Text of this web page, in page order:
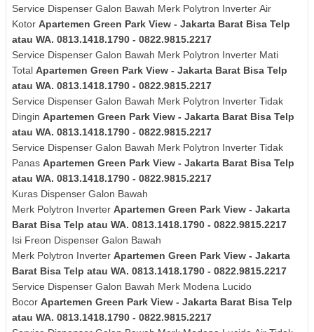
Service Dispenser Galon Bawah Merk Polytron Inverter Air
Kotor Apartemen Green Park View - Jakarta Barat Bisa Telp
atau WA. 0813.1418.1790 - 0822.9815.2217
Service Dispenser Galon Bawah Merk Polytron Inverter Mati
Total Apartemen Green Park View - Jakarta Barat Bisa Telp
atau WA. 0813.1418.1790 - 0822.9815.2217
Service Dispenser Galon Bawah Merk Polytron Inverter Tidak
Dingin Apartemen Green Park View - Jakarta Barat Bisa Telp
atau WA. 0813.1418.1790 - 0822.9815.2217
Service Dispenser Galon Bawah Merk Polytron Inverter Tidak
Panas Apartemen Green Park View - Jakarta Barat Bisa Telp
atau WA. 0813.1418.1790 - 0822.9815.2217
Kuras Dispenser Galon Bawah
Merk Polytron Inverter Apartemen Green Park View - Jakarta
Barat Bisa Telp atau WA. 0813.1418.1790 - 0822.9815.2217
Isi Freon Dispenser Galon Bawah
Merk Polytron Inverter Apartemen Green Park View - Jakarta
Barat Bisa Telp atau WA. 0813.1418.1790 - 0822.9815.2217
Service Dispenser Galon Bawah Merk Modena Lucido
Bocor Apartemen Green Park View - Jakarta Barat Bisa Telp
atau WA. 0813.1418.1790 - 0822.9815.2217